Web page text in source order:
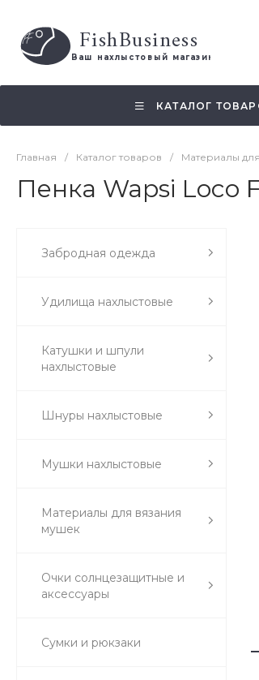
FishBusiness
Ваш нахлыстовый магазин
КАТАЛОГ
Главная / Каталог товаров / Материалы
Пенка Wapsi Loco
Забродная одежда
Удилища нахлыстовые
Катушки и шпули
нахлыстовые
Шнуры нахлыстовые
Мушки нахлыстовые
Материалы для вязания
мушек
Очки солнцезащитные и
аксессуары
Сумки и рюкзаки